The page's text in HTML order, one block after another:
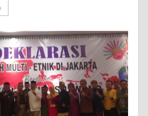
Read
more
DKI
Gelar
Bimtek
bagi
Mantan
Penyelenggara
Pemilu